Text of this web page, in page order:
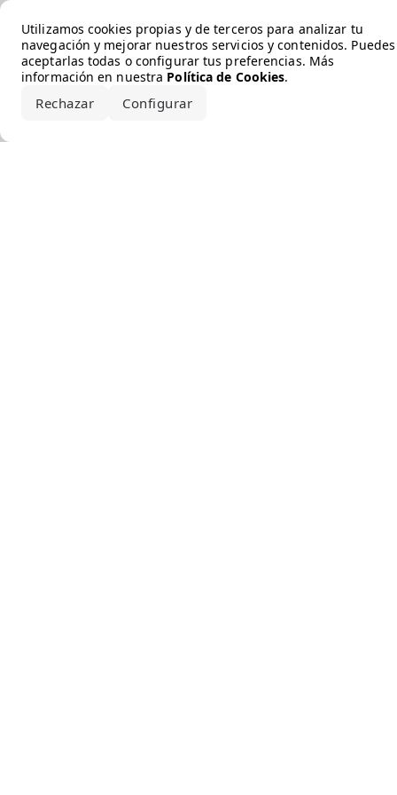
Utilizamos cookies propias y de terceros para analizar tu
navegación y mejorar nuestros servicios y contenidos. Puedes
aceptarlas todas o configurar tus preferencias. Más
información en nuestra Política de Cookies.
Rechazar Configurar
Error loading the brand